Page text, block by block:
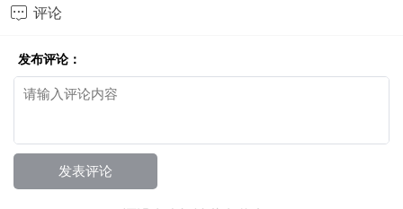
 评论
发布评论：